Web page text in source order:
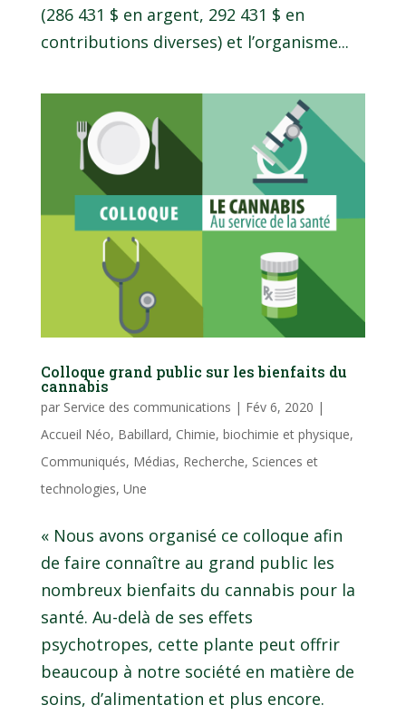
(286 431 $ en argent, 292 431 $ en
contributions diverses) et l’organisme...
Colloque grand public sur les bienfaits du
cannabis
par Service des communications | Fév 6, 2020 |
Accueil Néo, Babillard, Chimie, biochimie et physique,
Communiqués, Médias, Recherche, Sciences et
technologies, Une
« Nous avons organisé ce colloque afin
de faire connaître au grand public les
nombreux bienfaits du cannabis pour la
santé. Au-delà de ses effets
psychotropes, cette plante peut offrir
beaucoup à notre société en matière de
soins, d’alimentation et plus encore.